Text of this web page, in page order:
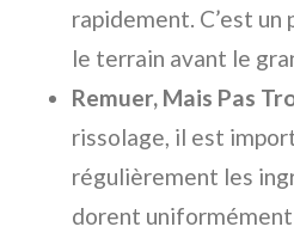
rapidement. C’est
le terrain avant le
Remuer, Mais Pas
rissolage, il est
régulièrement les
dorent